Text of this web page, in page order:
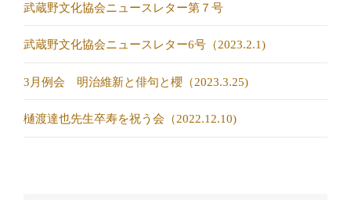
武蔵野文化協会ニュースレター第７号
武蔵野文化協会ニュースレター6号（2023.2.1)
3月例会 明治維新と俳句と櫻（2023.3.25)
樋渡達也先生卒寿を祝う会（2022.12.10)